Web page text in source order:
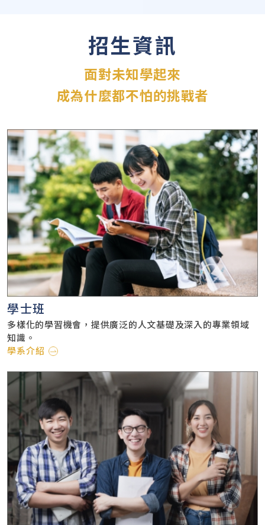
招生資訊
面對未知學起來
成為什麼都不怕的挑戰者
學士班
多樣化的學習機會，提供廣泛的人文基礎及深入的專業領域
知識。
學系介紹